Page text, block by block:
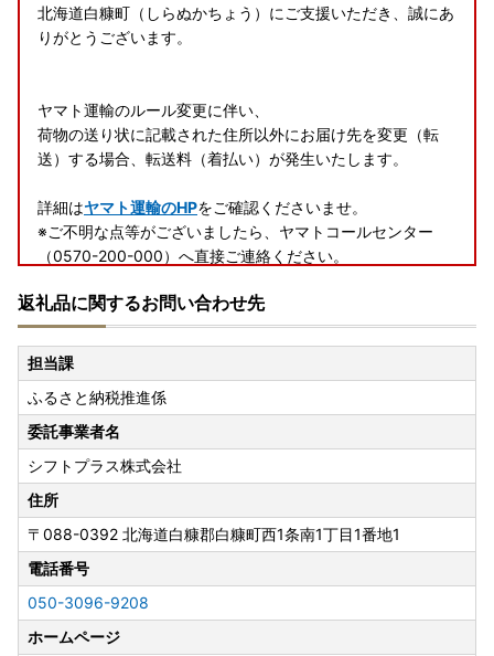
北海道白糠町（しらぬかちょう）にご支援いただき、誠にあ
りがとうございます。
ヤマト運輸のルール変更に伴い、
荷物の送り状に記載された住所以外にお届け先を変更（転
送）する場合、転送料（着払い）が発生いたします。
詳細はヤマト運輸のHPをご確認くださいませ。
※ご不明な点等がございましたら、ヤマトコールセンター
（0570-200-000）へ直接ご連絡ください。
また、返礼品の発送前でも、ご連絡いただいたタイミングに
よりましては住所変更ができない可能性がございます。
白糠町では返礼品発送後の代理転送は行っておりませんの
で、予めご了承ください。
【お礼の品のお届けについて】
配送期日は、あくまで目安です。
同日にお申込いただいた場合でも、発送の準備の状況によ
り、別々に配送される場合がございます。
梱包破損の状態で届いた場合は、配送業者までご連絡くださ
い。
【寄附金受領証明書発行について】
寄附金受領証明書は、お申込後（ご入金確認後）3週間程度
で到着するようにお送りしています。
返礼品に関するお問い合わせ先
担当課
ふるさと納税推進係
委託事業者名
シフトプラス株式会社
住所
〒088-0392 北海道白糠郡白糠町西1条南1丁目1番地1
電話番号
050-3096-9208
ホームページ